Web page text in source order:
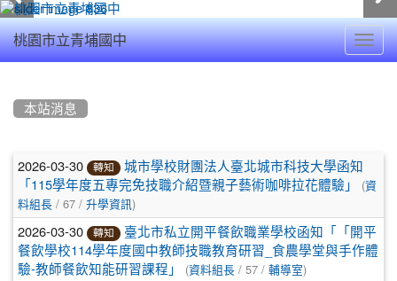
桃園市立青埔國中
本站消息
文
章
列
表
2026-03-30 轉知
城市學校財團法人臺北城市科技大學函知
「115學年度五專完免技職介紹暨親子藝術咖啡拉花體驗」
(資
料組長 / 67 / 升學資訊)
2026-03-30 轉知
臺北市私立開平餐飲職業學校函知「「開平
餐飲學校114學年度國中教師技職教育研習_食農學堂與手作體
驗-教師餐飲知能研習課程」
(資料組長 / 57 / 輔導室)